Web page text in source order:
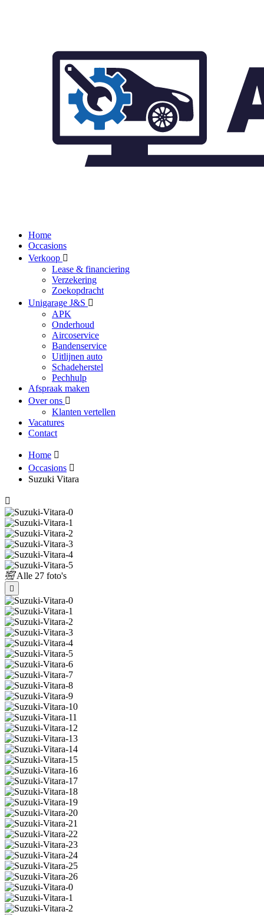
Home
Occasions
Verkoop
Lease & financiering
Verzekering
Zoekopdracht
Unigarage J&S
APK
Onderhoud
Aircoservice
Bandenservice
Uitlijnen auto
Schadeherstel
Pechhulp
Afspraak maken
Over ons
Klanten vertellen
Vacatures
Contact
Home
Occasions
Suzuki Vitara
Alle 27 foto's